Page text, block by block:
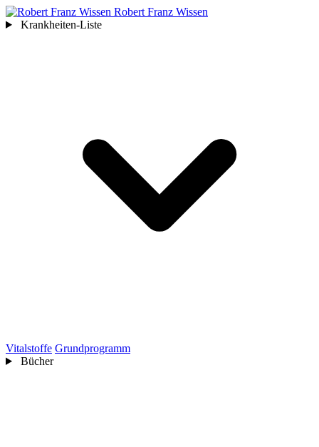
Robert Franz Wissen
Krankheiten-Liste
Vitalstoffe Grundprogramm
Bücher